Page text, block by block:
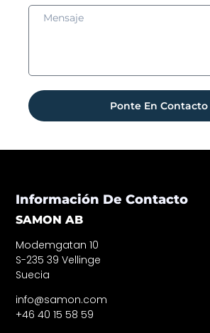
Ponte En Contacto
Información De Contacto
SAMON AB
Modemgatan 10
S-235 39 Vellinge
Suecia
info@samon.com
+46 40 15 58 59